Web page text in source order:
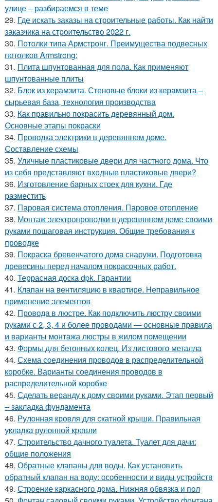
улице – разбираемся в теме
29. Где искать заказы на строительные работы. Как найти
заказчика на строительство 2022 г.
30. Потолки типа Армстронг. Преимущества подвесных
потолков Armstrong:
31. Плита шпунтованная для пола. Как применяют
шпунтованные плиты
32. Блок из керамзита. Стеновые блоки из керамзита –
сырьевая база, технология производства
33. Как правильно покрасить деревянный дом.
Основные этапы покраски
34. Проводка электрики в деревянном доме.
Составление схемы
35. Уличные пластиковые двери для частного дома. Что
из себя представляют входные пластиковые двери?
36. Изготовление барных стоек для кухни. Где
разместить
37. Паровая система отопления. Паровое отопление
38. Монтаж электропроводки в деревянном доме своими
руками пошаговая инструкция. Общие требования к
проводке
39. Покраска бревенчатого дома снаружи. Подготовка
древесины перед началом покрасочных работ.
40. Террасная доска dpk. Гарантии
41. Клапан на вентиляцию в квартире. Неправильное
применение элементов
42. Провода в люстре. Как подключить люстру своими
руками с 2, 3, 4 и более проводами — основные правила
и варианты монтажа люстры в жилом помещении
43. Формы для бетонных колец. Из листового металла
44. Схема соединения проводов в распределительной
коробке. Варианты соединения проводов в
распределительной коробке
45. Сделать веранду к дому своими руками. Этап первый
– закладка фундамента
46. Рулонная кровля для скатной крыши. Правильная
укладка рулонной кровли
47. Строительство дачного туалета. Туалет для дачи:
общие положения
48. Обратные клапаны для воды. Как установить
обратный клапан на воду: особенности и виды устройств
49. Строение каркасного дома. Нижняя обвязка и пол